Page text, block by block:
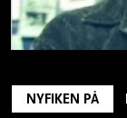
NYFIKEN PÅ